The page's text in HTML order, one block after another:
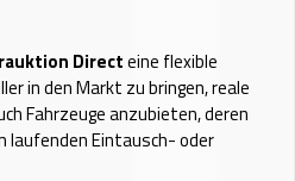
Directeine flexible
in den Markt zu bringen, reale
Fahrzeuge anzubieten, deren
laufenden Eintausch- oder